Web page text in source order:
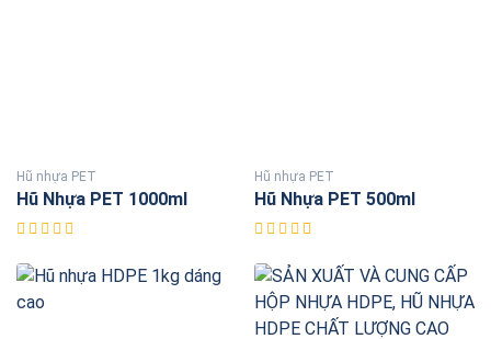
Hũ nhựa PET
Hũ Nhựa PET 1000ml
Hũ nhựa PET
Hũ Nhựa PET 500ml